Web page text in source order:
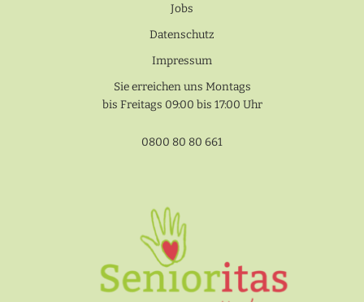
Jobs
Datenschutz
Impressum
Sie erreichen uns Montags
bis Freitags 09:00 bis 17:00 Uhr
0800 80 80 661